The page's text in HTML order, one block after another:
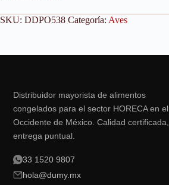
SKU: DDPO538 Categoría: Aves
Distribuidor mayorista de alimentos
congelados para el sector HORECA en el
Occidente de México. Calidad certificada,
entrega puntual.
33 1520 9807
hola@dumy.mx